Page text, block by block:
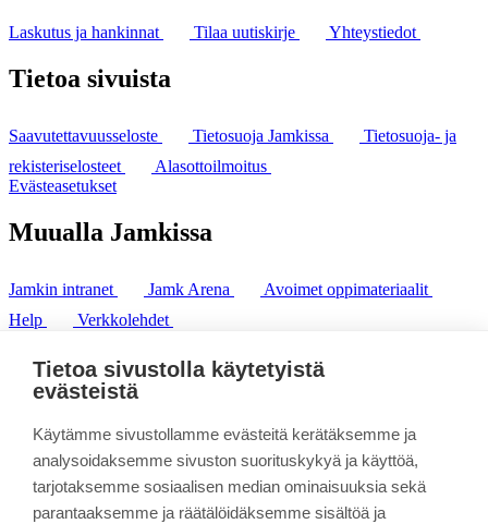
Laskutus ja hankinnat Tilaa uutiskirje Yhteystiedot
Tietoa sivuista
Saavutettavuusseloste Tietosuoja Jamkissa
Tietosuoja- ja
rekisteriselosteet
Alasottoilmoitus
Evästeasetukset
Muualla Jamkissa
Jamkin intranet Jamk Arena
Avoimet oppimateriaalit
Help
Verkkolehdet
puh. +358 20 743 8100
fax. +358 14 449 9694
Tietoa sivustolla käytetyistä
evästeistä
Käytämme sivustollamme evästeitä kerätäksemme ja
analysoidaksemme sivuston suorituskykyä ja käyttöä,
tarjotaksemme sosiaalisen median ominaisuuksia sekä
parantaaksemme ja räätälöidäksemme sisältöä ja